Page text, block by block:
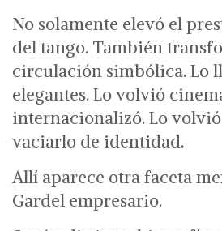
No solamente elevó el
del tango. También
circulación simbólica.Lo
elegantes. Lo volvió
internacionalizó. Lo
vaciarlo de identidad.
Allí aparece otra faceta
Gardel empresario.